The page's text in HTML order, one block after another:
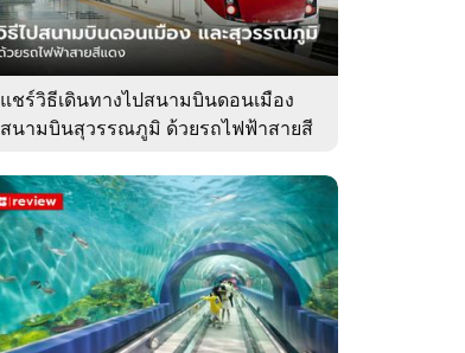
แชร์วิธีเดินทางไปสนามบินดอนเมือง
สนามบินสุวรรณภูมิ ด้วยรถไฟฟ้าสายสี